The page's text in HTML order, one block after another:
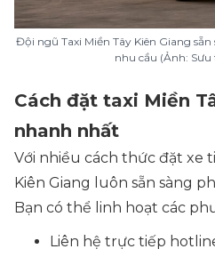
Đội ngũ Taxi Miền Tây Kiên Giang
nhu cầu (Ảnh:
Cách đặt taxi Miền
nhanh nhất
Với nhiều cách thức đặt xe
Kiên Giang luôn sẵn sàng
Bạn có thể linh hoạt các
Liên hệ trực tiếp